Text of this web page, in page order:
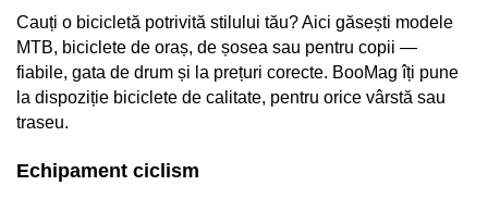
Claxoane
Componente franare
Manete de frana
Cabluri de frana
Frane hidraulice
Frane cu tambur
Etrier frana
Cauți o bicicletă potrivită stilului tău? Aici găsești modele
MTB, biciclete de oraș, de șosea sau pentru copii —
fiabile, gata de drum și la prețuri corecte. BooMag îți pune
la dispoziție biciclete de calitate, pentru orice vârstă sau
traseu.
Echipament ciclism